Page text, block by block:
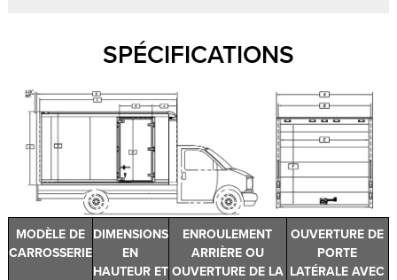
SPÉCIFICATIONS
MODÈLE DE
CARROSSERIE
DIMENSIONS
EN
HAUTEUR ET
ENROULEMENT
ARRIÈRE OU
OUVERTURE DE LA
OUVERTURE DE
PORTE
LATÉRALE AVEC